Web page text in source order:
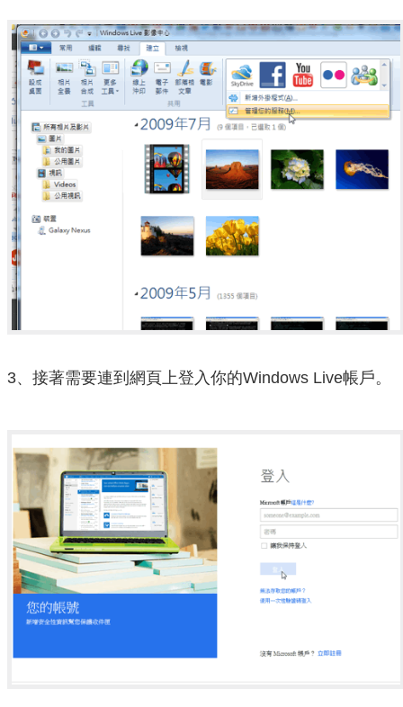
3、接著需要連到網頁上登入你的Windows Live帳戶。